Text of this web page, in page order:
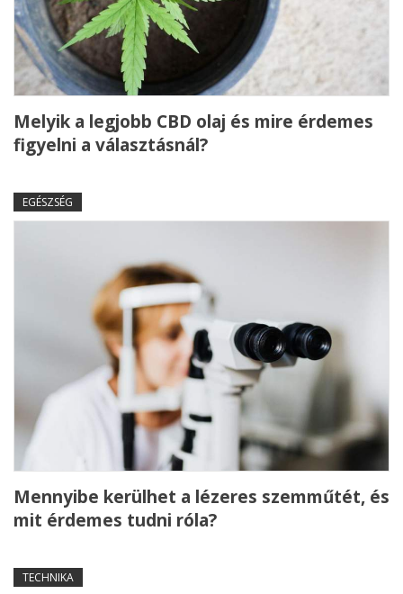
Melyik a legjobb CBD olaj és mire érdemes
figyelni a választásnál?
EGÉSZSÉG
Mennyibe kerülhet a lézeres szemműtét, és
mit érdemes tudni róla?
TECHNIKA